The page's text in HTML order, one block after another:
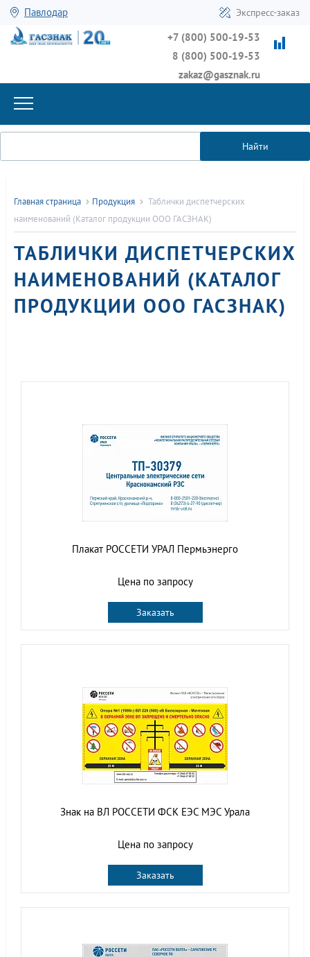
Павлодар Экспресс-заказ
+7 (800) 500-19-53
8 (800) 500-19-53
zakaz@gasznak.ru
Найти
Главная страница Продукция
Таблички диспетчерских
наименований (Каталог продукции ООО ГАСЗНАК)
ТАБЛИЧКИ ДИСПЕТЧЕРСКИХ
НАИМЕНОВАНИЙ (КАТАЛОГ
ПРОДУКЦИИ ООО ГАСЗНАК)
Плакат РОССЕТИ УРАЛ Пермьэнерго
Цена по запросу
Заказать
Знак на ВЛ РОССЕТИ ФСК ЕЭС МЭС Урала
Цена по запросу
Заказать